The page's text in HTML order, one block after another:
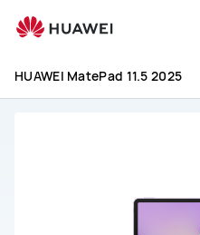
HUAWEI
11.5
2025
HUAWEI MatePad 11.5 2025